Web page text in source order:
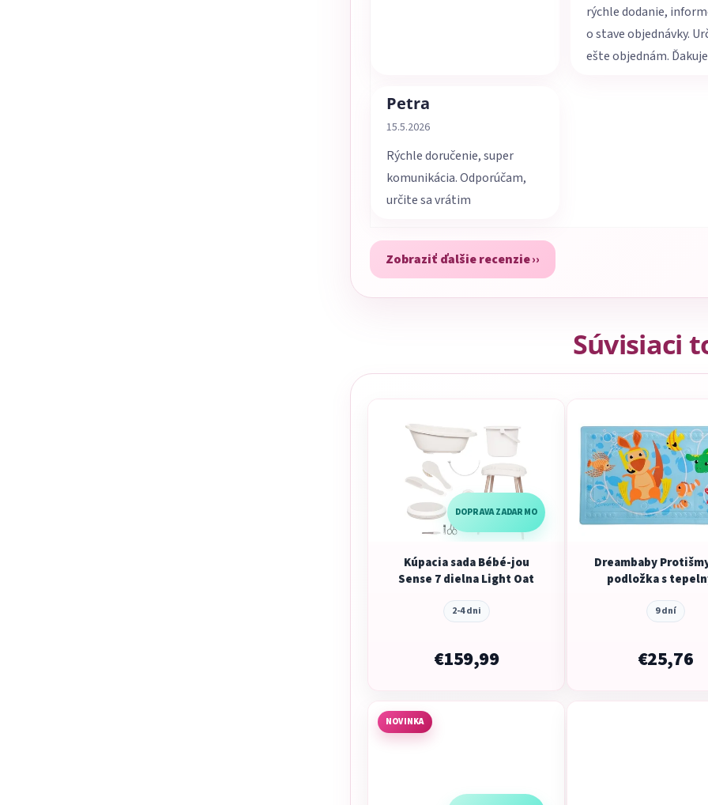
rýchle dodanie,
o stave objednávky.
ešte objednám.
Petra
Hodnotenie obchodu je 5 z 5 hviezdičiek.
15.5.2026
Rýchle doručenie, super
komunikácia. Odporúčam,
určite sa vrátim
Zobraziť ďalšie recenzie
Súvisiaci
DOPRAVA ZADARMO
Kúpacia sada Bébé-jou
Sense 7 dielna Light Oat
2-4 dni
€159,99
Dreambaby
podložka s
9 dní
€25,76
NOVINKA